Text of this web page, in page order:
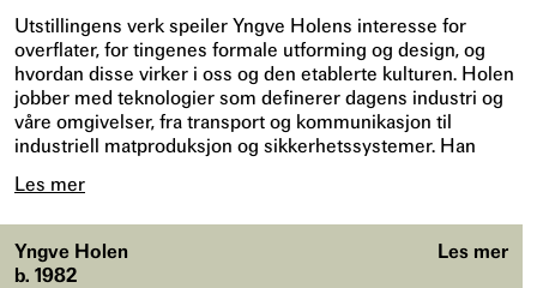
Utstillingens verk speiler Yngve Holens interesse for
overflater, for tingenes formale utforming og design, og
hvordan disse virker i oss og den etablerte kulturen. Holen
jobber med teknologier som definerer dagens industri og
våre omgivelser, fra transport og kommunikasjon til
industriell matproduksjon og sikkerhetssystemer. Han
Les mer
Yngve Holen
b. 1982
Les mer